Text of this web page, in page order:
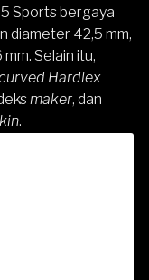
Sports bergaya
diameter 42,5 mm,
mm. Selain itu,
Hardlex
maker, dan
.